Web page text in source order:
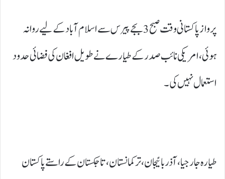
پرواز پاکستانی وقت صبح 3 بجے پیرس سے اسلام آباد کے لیے روانہ
ہوئی، امریکی نائب صدر کے طیارے نے طویل افغان کی فضائی حدود
استعمال نہیں کی۔
طیارہ جارجیا، آذربائیجان، ترکمانستان، تاجکستان کے راستے پاکستان